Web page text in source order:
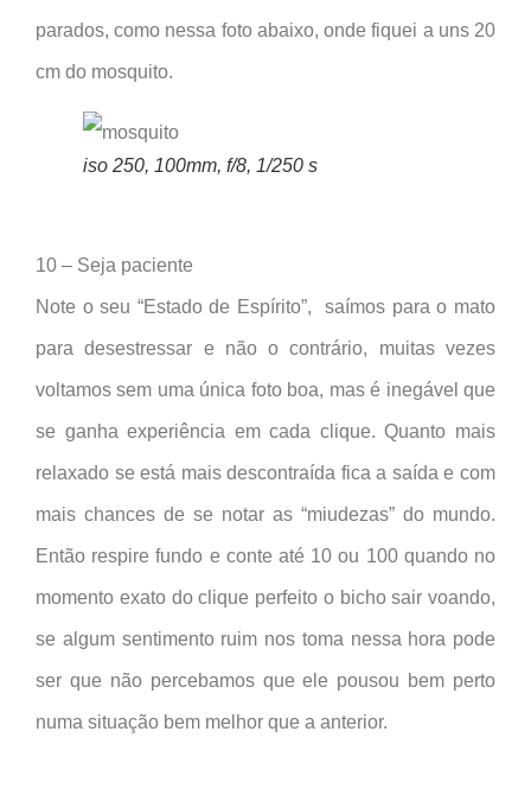
parados, como nessa foto abaixo, onde fiquei a uns 20
cm do mosquito.
iso 250, 100mm, f/8, 1/250 s
10 – Seja paciente
Note o seu “Estado de Espírito”, saímos para o mato
para desestressar e não o contrário, muitas vezes
voltamos sem uma única foto boa, mas é inegável que
se ganha experiência em cada clique. Quanto mais
relaxado se está mais descontraída fica a saída e com
mais chances de se notar as “miudezas” do mundo.
Então respire fundo e conte até 10 ou 100 quando no
momento exato do clique perfeito o bicho sair voando,
se algum sentimento ruim nos toma nessa hora pode
ser que não percebamos que ele pousou bem perto
numa situação bem melhor que a anterior.